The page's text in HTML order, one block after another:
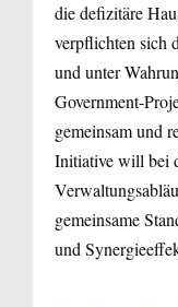
die defizitäre
verpflichten sich
und unter
Government-
gemeinsam und
Initiative will bei
gemeinsame
und